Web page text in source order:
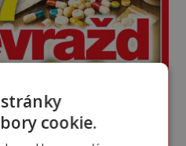
cookie.